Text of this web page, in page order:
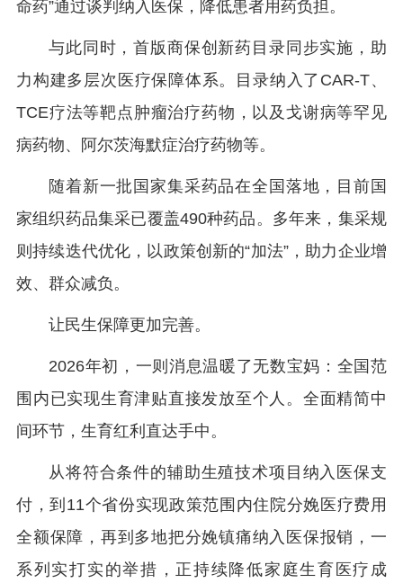
命药”通过谈判纳入医保，降低患者用药负担。
与此同时，首版商保创新药目录同步实施，助
力构建多层次医疗保障体系。目录纳入了CAR-T、
TCE疗法等靶点肿瘤治疗药物，以及戈谢病等罕见
病药物、阿尔茨海默症治疗药物等。
随着新一批国家集采药品在全国落地，目前国
家组织药品集采已覆盖490种药品。多年来，集采规
则持续迭代优化，以政策创新的“加法”，助力企业增
效、群众减负。
让民生保障更加完善。
2026年初，一则消息温暖了无数宝妈：全国范
围内已实现生育津贴直接发放至个人。全面精简中
间环节，生育红利直达手中。
从将符合条件的辅助生殖技术项目纳入医保支
付，到11个省份实现政策范围内住院分娩医疗费用
全额保障，再到多地把分娩镇痛纳入医保报销，一
系列实打实的举措，正持续降低家庭生育医疗成